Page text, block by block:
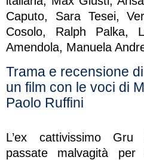
Caputo, Sara Tesei,
Cosolo, Ralph Palka,
Amendola, Manuela
Trama e recensione
un film con le voci di
Paolo Ruffini
L’ex cattivissimo
passate malvagità